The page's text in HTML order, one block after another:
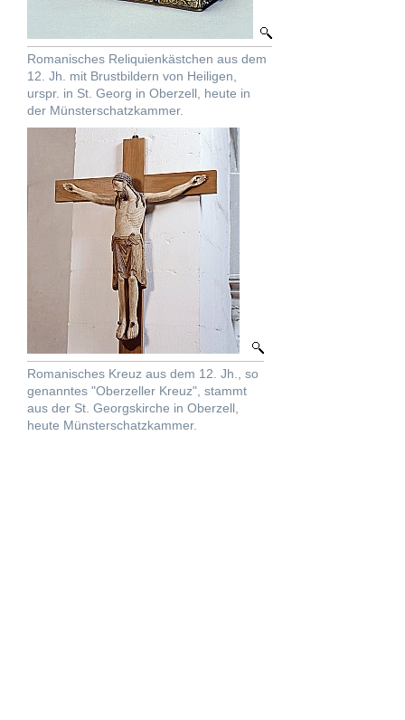
Romanisches Reliquienkästchen aus dem
12. Jh. mit Brustbildern von Heiligen,
urspr. in St. Georg in Oberzell, heute in
der Münsterschatzkammer.
Romanisches Kreuz aus dem 12. Jh., so
genanntes "Oberzeller Kreuz", stammt
aus der St. Georgskirche in Oberzell,
heute Münsterschatzkammer.